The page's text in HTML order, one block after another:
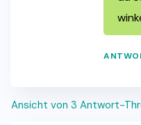
Ansicht von 3 Antwort-